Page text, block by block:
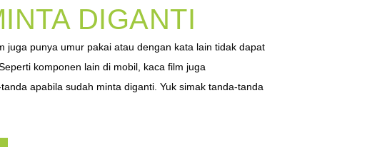
DIGANTI
juga punya umur pakai atau dengan kata lain tidak dapat
komponen lain di mobil, kaca film juga
apabila sudah minta diganti. Yuk simak tanda-tanda